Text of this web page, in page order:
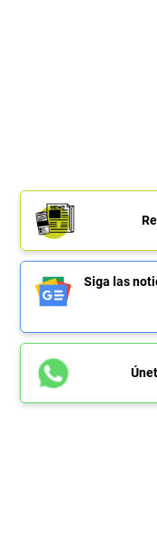
Siga las